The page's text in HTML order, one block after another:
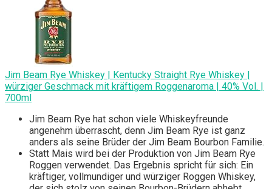
Jim Beam Rye Whiskey | Kentucky Straight Rye Whiskey |
würziger Geschmack mit kräftigem Roggenaroma | 40% Vol. |
700ml
Jim Beam Rye hat schon viele Whiskeyfreunde
angenehm überrascht, denn Jim Beam Rye ist ganz
anders als seine Brüder der Jim Beam Bourbon Familie.
Statt Mais wird bei der Produktion von Jim Beam Rye
Roggen verwendet. Das Ergebnis spricht für sich: Ein
kräftiger, vollmundiger und würziger Roggen Whiskey,